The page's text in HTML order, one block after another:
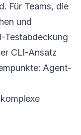
Für Teams, die
und
Testabdeckung
CLI-Ansatz
Agent-